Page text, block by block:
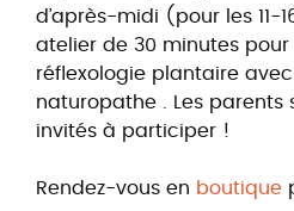
d’après-midi (pour les 11-
atelier de 30 minutes
réflexologie plantaire
naturopathe . Les parents
invités à participer !
Rendez-vous en boutique